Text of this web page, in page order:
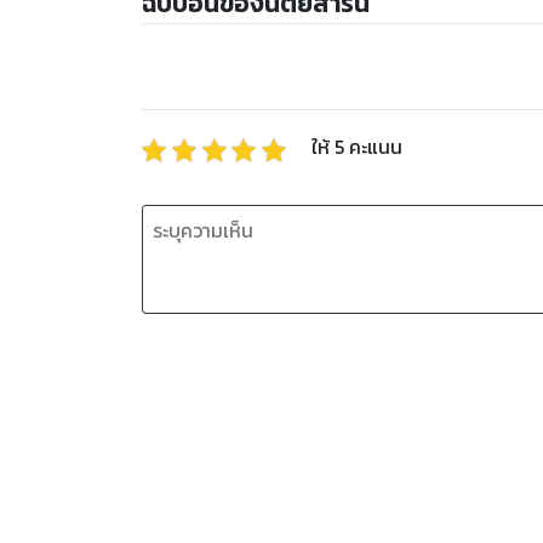
ให้ 5 คะแนน